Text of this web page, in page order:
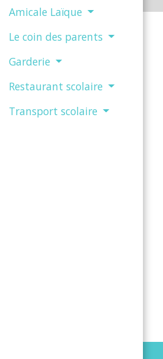
Amicale Laïque
Le coin des parents
Garderie
Restaurant scolaire
Transport scolaire